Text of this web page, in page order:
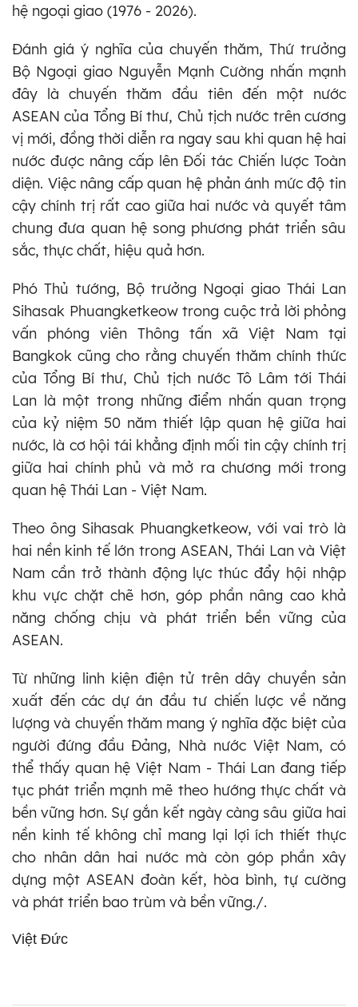
hệ ngoại giao (1976 - 2026).
Đánh giá ý nghĩa của chuyến thăm, Thứ trưởng
Bộ Ngoại giao Nguyễn Mạnh Cường nhấn mạnh
đây là chuyến thăm đầu tiên đến một nước
ASEAN của Tổng Bí thư, Chủ tịch nước trên cương
vị mới, đồng thời diễn ra ngay sau khi quan hệ hai
nước được nâng cấp lên Đối tác Chiến lược Toàn
diện. Việc nâng cấp quan hệ phản ánh mức độ tin
cậy chính trị rất cao giữa hai nước và quyết tâm
chung đưa quan hệ song phương phát triển sâu
sắc, thực chất, hiệu quả hơn.
Phó Thủ tướng, Bộ trưởng Ngoại giao Thái Lan
Sihasak Phuangketkeow trong cuộc trả lời phỏng
vấn phóng viên Thông tấn xã Việt Nam tại
Bangkok cũng cho rằng chuyến thăm chính thức
của Tổng Bí thư, Chủ tịch nước Tô Lâm tới Thái
Lan là một trong những điểm nhấn quan trọng
của kỷ niệm 50 năm thiết lập quan hệ giữa hai
nước, là cơ hội tái khẳng định mối tin cậy chính trị
giữa hai chính phủ và mở ra chương mới trong
quan hệ Thái Lan - Việt Nam.
Theo ông Sihasak Phuangketkeow, với vai trò là
hai nền kinh tế lớn trong ASEAN, Thái Lan và Việt
Nam cần trở thành động lực thúc đẩy hội nhập
khu vực chặt chẽ hơn, góp phần nâng cao khả
năng chống chịu và phát triển bền vững của
ASEAN.
Từ những linh kiện điện tử trên dây chuyền sản
xuất đến các dự án đầu tư chiến lược về năng
lượng và chuyến thăm mang ý nghĩa đặc biệt của
người đứng đầu Đảng, Nhà nước Việt Nam, có
thể thấy quan hệ Việt Nam - Thái Lan đang tiếp
tục phát triển mạnh mẽ theo hướng thực chất và
bền vững hơn. Sự gắn kết ngày càng sâu giữa hai
nền kinh tế không chỉ mang lại lợi ích thiết thực
cho nhân dân hai nước mà còn góp phần xây
dựng một ASEAN đoàn kết, hòa bình, tự cường
và phát triển bao trùm và bền vững./.
Việt Đức